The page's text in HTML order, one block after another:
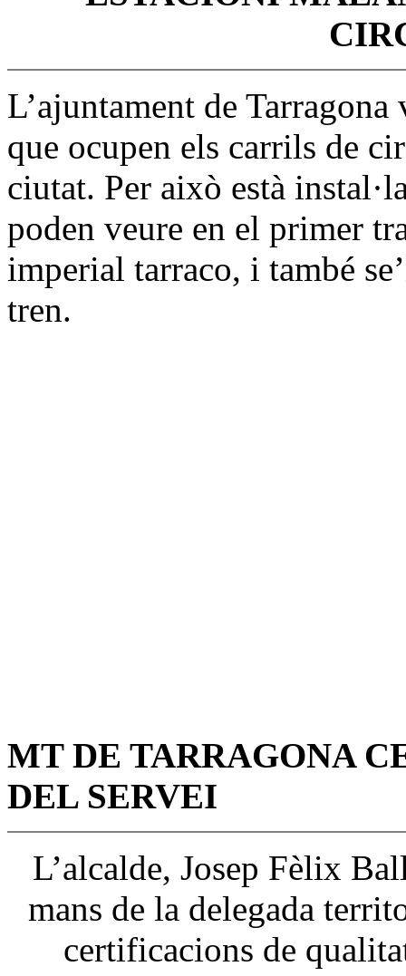
L’ajuntament de
que ocupen els carrils de
ciutat. Per això està
poden veure en el primer
imperial tarraco, i també
tren.
MT DE TARRAGONA
DEL SERVEI
L’alcalde, Josep Fèlix
mans de la delegada
certificacions de